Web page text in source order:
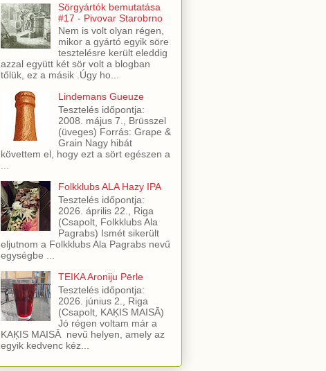
Sörgyártók bemutatása
#17 - Pivovar Starobrno
Nem is volt olyan régen,
mikor a gyártó egyik söre
tesztelésre került eleddig
azzal együtt két sör volt a blogban
tőlük, ez a másik .Úgy ho...
Lindemans Gueuze
Tesztelés időpontja:
2008. május 7., Brüsszel
(üveges) Forrás: Grape &
Grain Nagy hibát
követtem el, hogy ezt a sört egészen a
Folkklubs ALA Hazy IPA
Tesztelés időpontja:
2026. április 22., Riga
(Csapolt, Folkklubs Ala
Pagrabs) Ismét sikerült
eljutnom a Folkklubs Ala Pagrabs nevű
egységbe ...
TEIKA Aroniju Pērle
Tesztelés időpontja:
2026. június 2., Riga
(Csapolt, KAĶIS MAISĀ)
Jó régen voltam már a
KAĶIS MAISĀ nevű helyen, amely az
egyik kedvenc kéz...